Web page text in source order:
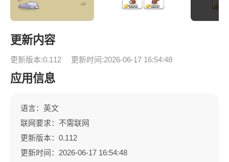
更新内容
更新版本:0.112 更新时间:2026-06-17 16:54:48
应用信息
语言：英文
联网要求：不需联网
更新版本：0.112
更新时间：2026-06-17 16:54:48